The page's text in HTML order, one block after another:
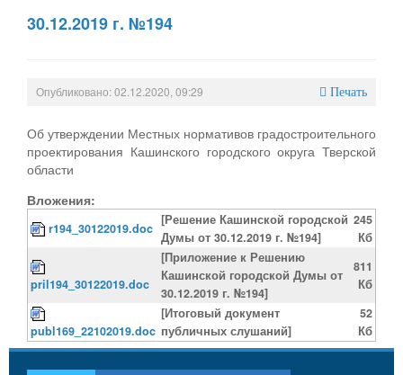
30.12.2019 г. №194
Опубликовано: 02.12.2020, 09:29 Печать
Об утверждении Местных нормативов градостроительного
проектирования Кашинского городского округа Тверской
области
Вложения:
r194_30122019.doc
[Решение Кашинской городской
Думы от 30.12.2019 г. №194]
245
Кб
pril194_30122019.doc
[Приложение к Решению
Кашинской городской Думы от
30.12.2019 г. №194]
811
Кб
publ169_22102019.doc
[Итоговый документ
публичных слушаний]
52
Кб